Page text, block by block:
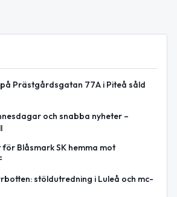
Prästgårdsgatan 77A i Piteå såld
och snabba nyheter –
Blåsmark SK hemma mot
stöldutredning i Luleå och mc-